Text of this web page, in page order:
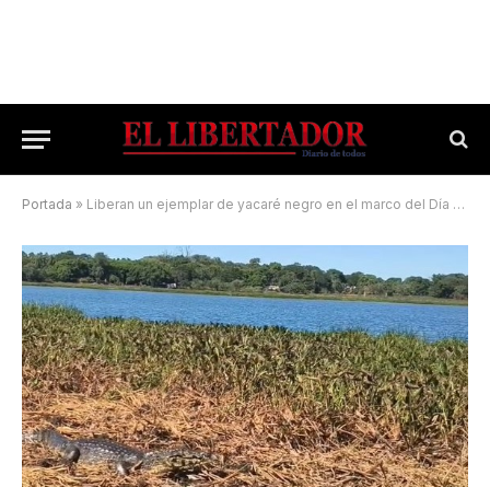
Portada » Liberan un ejemplar de yacaré negro en el marco del Día Mundial de la Biodiversidad